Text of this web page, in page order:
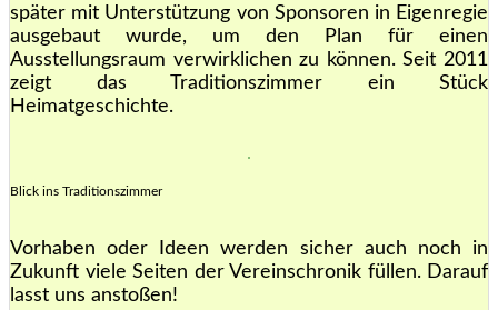
später mit Unterstützung von Sponsoren in Eigenregie
ausgebaut wurde, um den Plan für einen
Ausstellungsraum verwirklichen zu können. Seit 2011
zeigt das Traditionszimmer ein Stück
Heimatgeschichte.
Blick ins Traditionszimmer
Vorhaben oder Ideen werden sicher auch noch in
Zukunft viele Seiten der Vereinschronik füllen. Darauf
lasst uns anstoßen!